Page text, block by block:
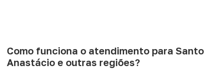
Como funciona o atendimento para Santo
Anastácio e outras regiões?